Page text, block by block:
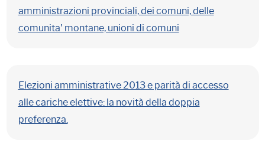
amministrazioni provinciali, dei comuni, delle
comunita' montane, unioni di comuni
Elezioni amministrative 2013 e parità di accesso
alle cariche elettive: la novità della doppia
preferenza.